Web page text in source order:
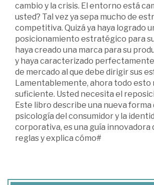
cambio y la crisis. El entorno está
usted? Tal vez ya sepa mucho de
competitiva. Quizá ya haya logrado
posicionamiento estratégico para
haya creado una marca para su
y haya caracterizado
de mercado al que debe dirigir sus
Lamentablemente, ahora todo esto
suficiente. Usted necesita el
Este libro describe una nueva
psicología del consumidor y la
corporativa, es una guía innovadora
reglas y explica cómo#